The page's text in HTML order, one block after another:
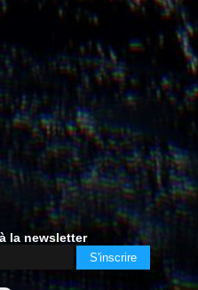
la newsletter